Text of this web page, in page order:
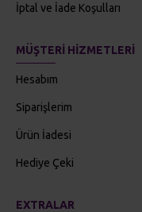
İptal ve İade Koşulları
MÜŞTERI HIZMETLERI
Hesabım
Siparişlerim
Ürün İadesi
Hediye Çeki
EXTRALAR